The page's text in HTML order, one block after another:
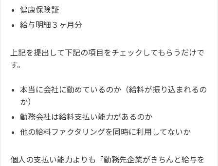
健康保険証
給与明細３ヶ月分
上記を提出して下記の項目をチェックしてもらうだけで
す。
本当に会社に勤めているのか（給料が振り込まれるの
か）
勤務会社は給料支払い能力があるのか
他の給料ファクタリングを同時に利用してないか
個人の支払い能力よりも「勤務先企業がきちんと給与を